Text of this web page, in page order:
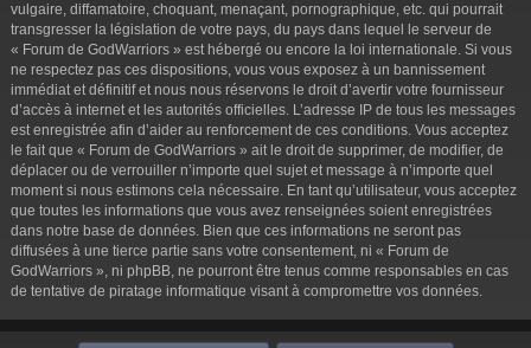
vulgaire, diffamatoire, choquant, menaçant, pornographique, etc. qui pourrait
transgresser la législation de votre pays, du pays dans lequel le serveur de
« Forum de GodWarriors » est hébergé ou encore la loi internationale. Si vous
ne respectez pas ces dispositions, vous vous exposez à un bannissement
immédiat et définitif et nous nous réservons le droit d’avertir votre fournisseur
d’accès à internet et les autorités officielles. L’adresse IP de tous les messages
est enregistrée afin d’aider au renforcement de ces conditions. Vous acceptez
le fait que « Forum de GodWarriors » ait le droit de supprimer, de modifier, de
déplacer ou de verrouiller n’importe quel sujet et message à n’importe quel
moment si nous estimons cela nécessaire. En tant qu’utilisateur, vous acceptez
que toutes les informations que vous avez renseignées soient enregistrées
dans notre base de données. Bien que ces informations ne seront pas
diffusées à une tierce partie sans votre consentement, ni « Forum de
GodWarriors », ni phpBB, ne pourront être tenus comme responsables en cas
de tentative de piratage informatique visant à compromettre vos données.